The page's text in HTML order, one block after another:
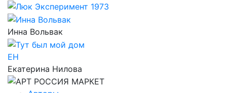
Инна Вольвак
ЕН
Екатерина Нилова